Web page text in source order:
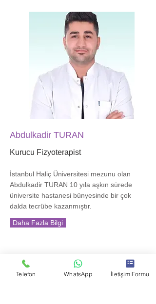
Abdulkadir TURAN
Kurucu Fizyoterapist
İstanbul Haliç Üniversitesi mezunu olan
Abdulkadir TURAN 10 yıla aşkın sürede
üniversite hastanesi bünyesinde bir çok
dalda tecrübe kazanmıştır.
Daha Fazla Bilgi
Telefon WhatsApp İletişim Formu